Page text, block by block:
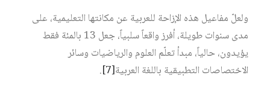
ولعلّ مفاعيل هذه الإزاحة للعربية عن مكانتها التعليمية، على
مدى سنوات طويلة، أفرز واقعاً سلبياً، جعل 13 بالمئة فقط
يؤيدون، حالياً، مبدأ تعلّم العلوم والرياضيات وسائر
الاختصاصات التطبيقية باللغة العربية[7]
.